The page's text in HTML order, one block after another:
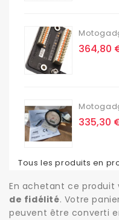
Prix
364,80
Prix
335,30
Tous les produits en
En achetant ce produit
de fidélité. Votre
peuvent être converti